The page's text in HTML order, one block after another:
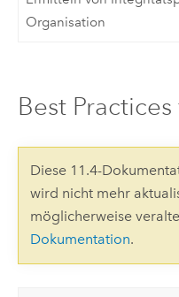
Organisation
Best
Diese 11.4-
wird nicht mehr
möglicherweise
Dokumentation.